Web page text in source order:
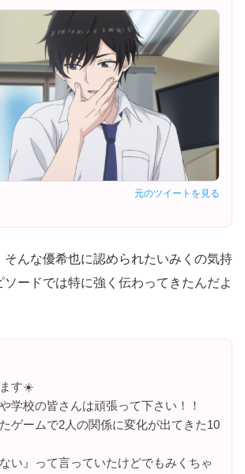
元のツイートを見る
そんな優希也に認められたいみくの気持
ソードでは特に強く伝わってきたんだよ
す☀️
学校の皆さんは頑張って下さい！！
ゲームで2人の関係に変化が出てきた10
い』って言っていたけどでもみくちゃ